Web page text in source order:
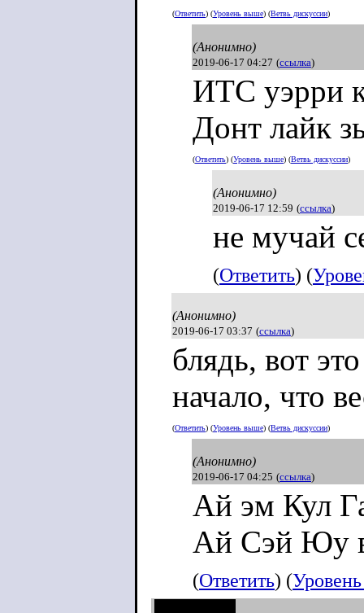
(Ответить) (Уровень выше) (Ветвь дискуссии)
(Анонимно)
2019-06-17 04:27 (ссылка)
ИТС уэрри
Донт лайк
(Ответить) (Уровень выше) (Ветвь дискуссии)
(Анонимно)
2019-06-17 12:59 (ссылка)
не мучай
(Ответить) (
(Анонимно)
2019-06-17 03:37 (ссылка)
блядь, вот
начало, что
(Ответить) (Уровень выше) (Ветвь дискуссии)
(Анонимно)
2019-06-17 04:25 (ссылка)
Ай эм Кул
Ай Сэй Юу
(Ответить) (